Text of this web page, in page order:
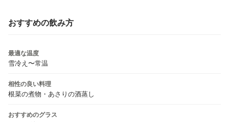
おすすめの飲み方
最適な温度
雪冷え〜常温
相性の良い料理
根菜の煮物・あさりの酒蒸し
おすすめのグラス